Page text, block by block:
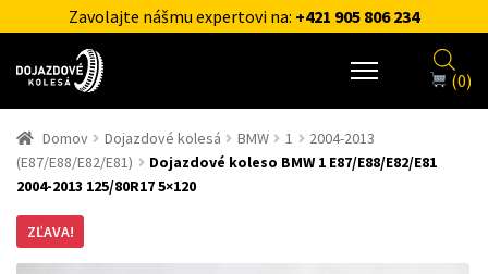
Zavolajte nášmu expertovi na: +421 905 806 234
(0)
Domov Dojazdové kolesá BMW 1
2004-2013
(E87/E88/E82/E81)
Dojazdové koleso BMW 1 E87/E88/E82/E81
2004-2013 125/80R17 5×120
ZĽAVA!